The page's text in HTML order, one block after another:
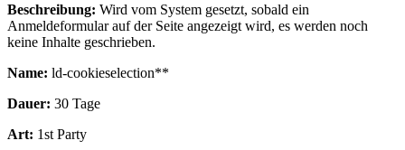
Beschreibung: Wird vom System gesetzt, sobald ein
Anmeldeformular auf der Seite angezeigt wird, es werden noch
keine Inhalte geschrieben.
Name: ld-cookieselection**
Dauer: 30 Tage
Art: 1st Party